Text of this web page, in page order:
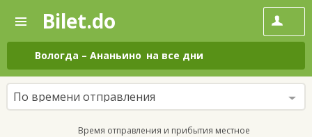
—
Поиск
и
покупка
билетов
на
автобус
онлайн
Bilet.do
Вологда – Ананьино на все дни
По времени отправления
Время отправления и прибытия местное